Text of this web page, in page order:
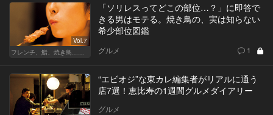
Vol.7
フレンチ、鮨、焼き鳥…グルメなら知っておきたい知識
「ソリレスってどこの部位…？」に即答で
きる男はモテる。焼き鳥の、実は知らない
希少部位図鑑
グルメ 1
“エビオジ”な東カレ編集者がリアルに通う
店7選！恵比寿の1週間グルメダイアリー
グルメ